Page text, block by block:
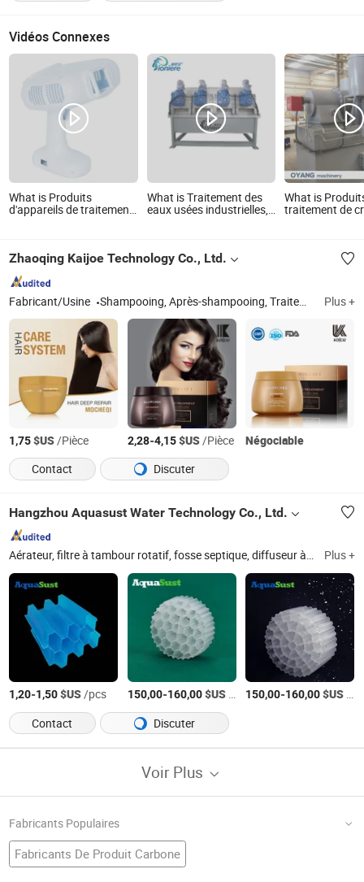
Vidéos Connexes
What is Produits
d'appareils de traitement
PS, PC et POM
What is Traitement des
eaux usées industrielles,
boues pour les eaux
What is
traitement de
Zhaoqing Kaijoe Technology Co., Ltd.
Fabricant/Usine Shampooing, Après-shampooing, Traitement capillaire, Permanente, Coloration capillaire Plus +
1,75$US/Pièce 2,28-4,15$US/Pièce
Négociable
Contact
Discuter
Hangzhou Aquasust Water Technology Co., Ltd.
Aérateur, filtre à tambour rotatif, fosse septique, diffuseur à disque, machine à déshydrater les boues, biomédia, diffuseur, équipement de traitement des eaux, équipement d'aquaculture, MBBR Plus +
1,20-1,50$US/pcs 150,00-160,00$US/CBM 150,00-160,00$US
Contact
Discuter
Voir Plus
Fabricants Populaires
Fabricants De Produit Carbone